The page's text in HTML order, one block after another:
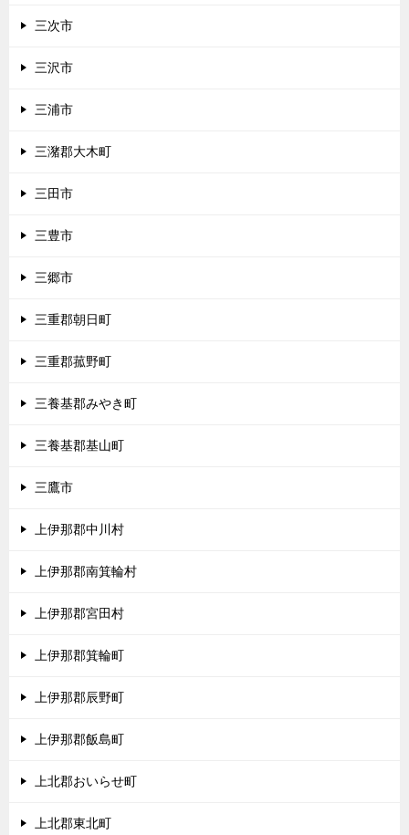
三次市
三沢市
三浦市
三潴郡大木町
三田市
三豊市
三郷市
三重郡朝日町
三重郡菰野町
三養基郡みやき町
三養基郡基山町
三鷹市
上伊那郡中川村
上伊那郡南箕輪村
上伊那郡宮田村
上伊那郡箕輪町
上伊那郡辰野町
上伊那郡飯島町
上北郡おいらせ町
上北郡東北町